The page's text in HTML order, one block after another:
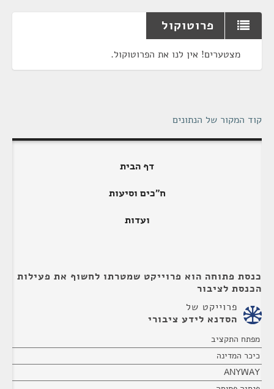
פרוטוקול
מצטערים! אין לנו את הפרוטוקול.
קוד המקור של הנתונים
דף הבית
ח"כים וסיעות
ועדות
כנסת פתוחה הוא פרוייקט שמטרתו לחשוף את פעילות
הכנסת לציבור
פרוייקט של
הסדנא לידע ציבורי
מפתח התקציב
כיכר המדינה
ANYWAY